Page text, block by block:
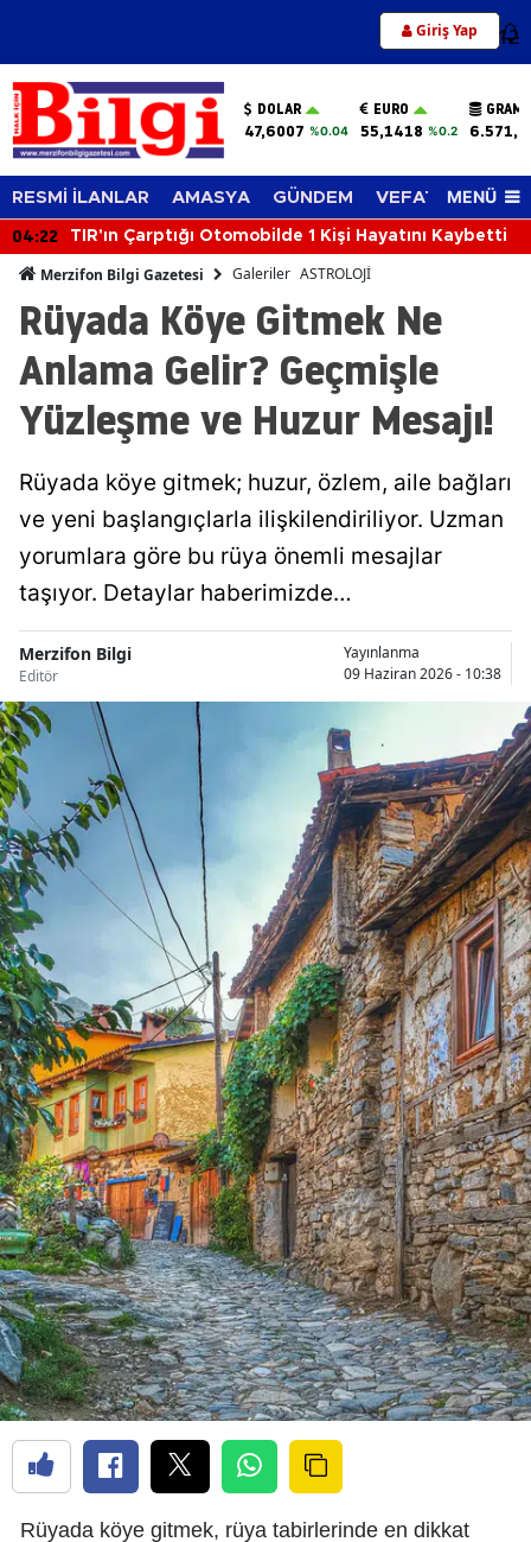
Giriş Yap 12
DOLAR
47,6007 %0.04
EURO
55,1418 %0.2
GRAM
RESMİ İLANLAR AMASYA GÜNDEM VEFAT EDENLER
MENÜ
04:22 TIR'ın Çarptığı Otomobilde 1 Kişi Hayatını Kaybetti
Merzifon Bilgi Gazetesi Galeriler ASTROLOJİ
Rüyada Köye Gitmek Ne
Anlama Gelir? Geçmişle
Yüzleşme ve Huzur Mesajı!
Rüyada köye gitmek; huzur, özlem, aile bağları
ve yeni başlangıçlarla ilişkilendiriliyor. Uzman
yorumlara göre bu rüya önemli mesajlar
taşıyor. Detaylar haberimizde…
Merzifon Bilgi
Editör
Yayınlanma
09 Haziran 2026 - 10:38
Rüyada köye gitmek, rüya tabirlerinde en dikkat